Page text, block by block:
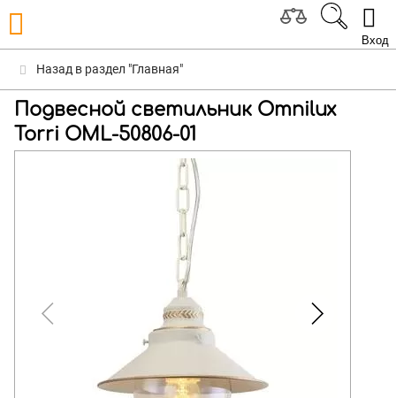
Вход
Назад в раздел "Главная"
Подвесной светильник Omnilux
Torri OML-50806-01